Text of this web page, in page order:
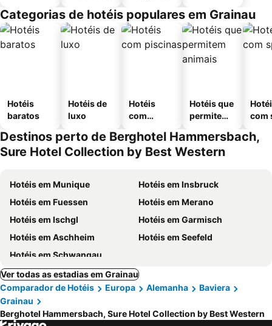
Categorias de hotéis populares em Grainau
Hotéis
baratos
Hotéis de
luxo
Hotéis
com
Hotéis que
permitem
com
Destinos perto de Berghotel Hammersbach,
Sure Hotel Collection by Best Western
Hotéis em Munique
Hotéis em Insbruck
Hotéis em Fuessen
Hotéis em Merano
Hotéis em Ischgl
Hotéis em Garmisch
Hotéis em Aschheim
Hotéis em Seefeld
Hotéis em Schwangau
Ver todas as estadias em Grainau
Comparador de Hotéis
Europa Alemanha
Baviera
Grainau
Berghotel Hammersbach, Sure Hotel Collection by Best Western